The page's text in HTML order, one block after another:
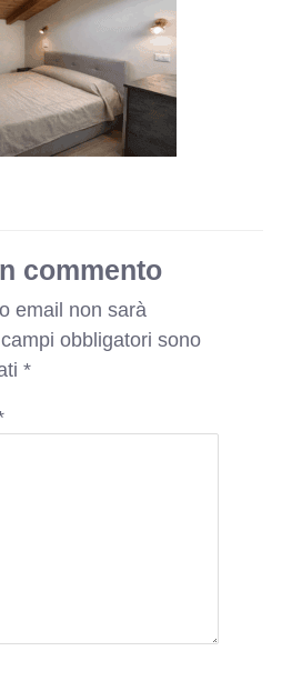
commento
email non sarà
obbligatori sono
*